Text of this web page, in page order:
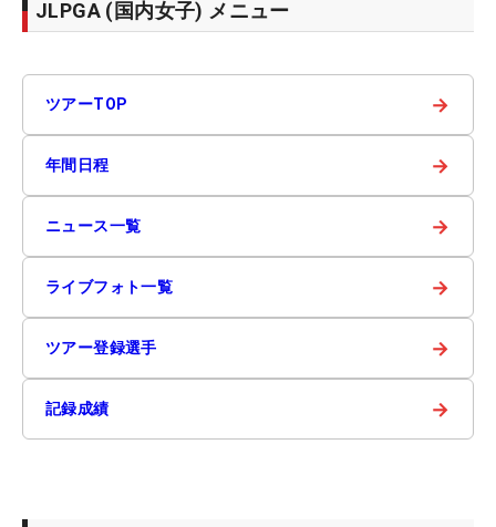
JLPGA (国内女子) メニュー
ツアーTOP →
年間日程 →
ニュース一覧 →
ライブフォト一覧 →
ツアー登録選手 →
記録成績 →